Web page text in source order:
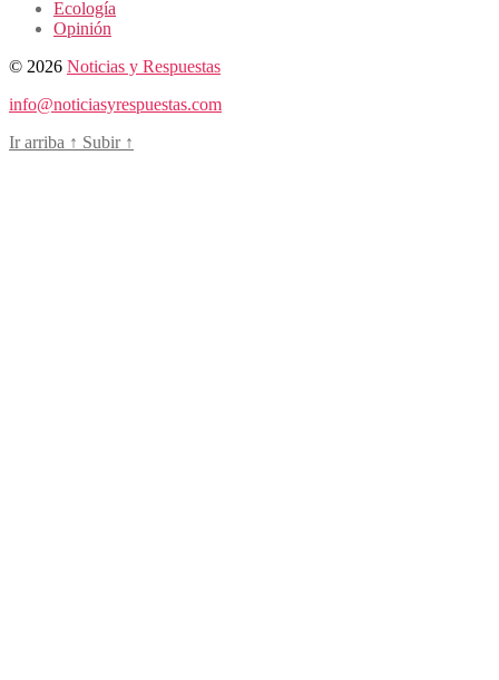
Ecología
Opinión
© 2026 Noticias y Respuestas
info@noticiasyrespuestas.com
Ir arriba ↑ Subir ↑